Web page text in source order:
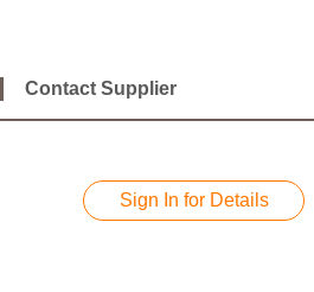
Contact Supplier
Sign In for Details